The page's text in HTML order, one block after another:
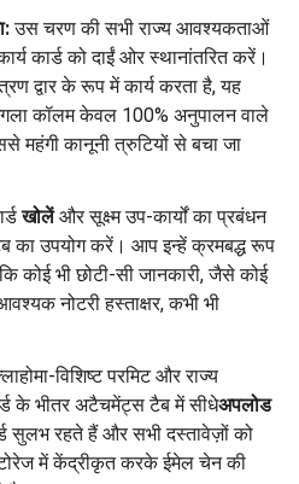
उस चरण की सभी राज्य आवश्यकताओं
कार्ड को दाईं ओर स्थानांतरित करें।
द्वार के रूप में कार्य करता है, यह
कॉलम केवल 100% अनुपालन वाले
महंगी कानूनी त्रुटियों से बचा जा
खोलेंऔर सूक्ष्म उप-कार्यों का प्रबंधन
का उपयोग करें। आप इन्हें क्रमबद्ध रूप
कोई भी छोटी-सी जानकारी, जैसे कोई
नोटरी हस्ताक्षर, कभी भी
विशिष्ट परमिट और राज्य
के भीतर अटैचमेंट्स टैब में सीधेअपलोड
सुलभ रहते हैं और सभी दस्तावेज़ों को
में केंद्रीकृत करके ईमेल चेन की